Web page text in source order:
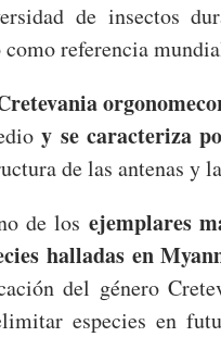
de insectos
referencia
y se caracteriza
de las antenas y
de los ejemplares
halladas en
del género
especies en